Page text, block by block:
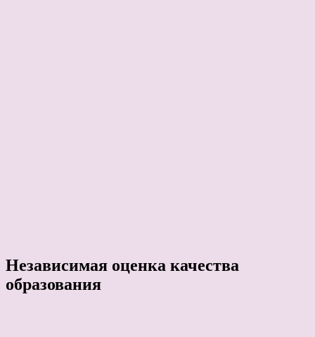
Независимая оценка качества
образования